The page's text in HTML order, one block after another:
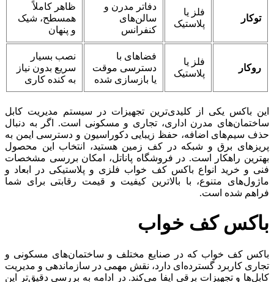
توکار
فلز یا
پلاستیک
دفاتر مدرن و
سالن‌های
کنفرانس
ظاهر کاملاً
همسطح، شیک
و پنهان
روکار
فلز یا
پلاستیک
فضاهای با
دسترسی موقت
یا بازسازی شده
نصب بسیار
سریع بدون نیاز
به کنده کاری
این باکس یکی از کلیدی‌ترین تجهیزات در سیستم مدیریت کابل
ساختمان‌های مدرن اداری، تجاری و مسکونی است. اگر به دنبال
حذف سیم‌های اضافه، حفظ زیبایی دکوراسیون و دسترسی ایمن به
پریزهای برق و شبکه در کف زمین هستید، انتخاب این محصول
بهترین راهکار است. در فروشگاه پاناتل، امکان بررسی مشخصات
فنی و خرید انواع باکس کف خواب فلزی و پلاستیکی در ابعاد و
ماژول‌های متنوع، با بالاترین کیفیت و قیمت رقابتی برای شما
فراهم شده است.
باکس کف خواب
باکس کف خواب که در صنایع مختلف و ساختمان‌های مسکونی و
تجاری کاربرد گسترده‌ای دارد، نقش مهمی در سازماندهی و مدیریت
کابل‌ها و تجهیزات برقی ایفا می‌کند. در ادامه به بررسی دقیق‌تر این